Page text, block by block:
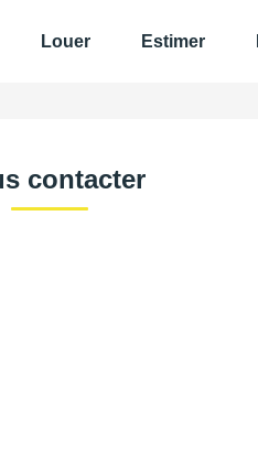
Louer Estimer
contacter